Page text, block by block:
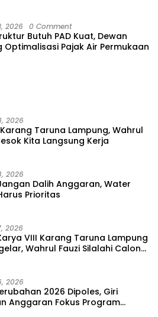
2026 0 Comment
Butuh PAD Kuat, Dewan
Optimalisasi Pajak Air Permukaan
2026
Taruna Lampung, Wahrul
Kita Langsung Kerja
2026
Dalih Anggaran, Water
Prioritas
2026
VIII Karang Taruna Lampung
Wahrul Fauzi Silalahi Calon
2026
2026 Dipoles, Giri
Anggaran Fokus Program